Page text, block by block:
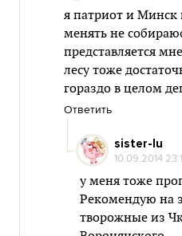
я патриот и Минск
менять не
представляется
лесу тоже
гораздо в целом
Ответить
sister-lu
10.09.2014
у меня тоже
Рекомендую на
творожные из